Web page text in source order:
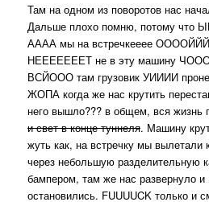
Там на одном из поворотов нас
Дальше плохо помню, потому что
АААА мы на встречкееее
НЕЕЕЕЕЕЕТ не в эту машину
ВСЙООО там грузовик УИИИИ
ЖОПА когда же нас крутить
него вышло??? в общем, вся жизнь
и свет в конце туннеля. Машину
жуть как, на встречку мы вылетали
через небольшую разделительную
бампером, там же нас развернуло
остановились. FUUUUCK только и